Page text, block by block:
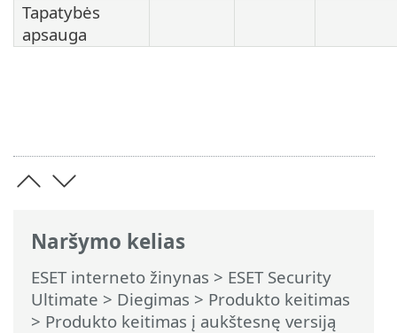
Naršymo kelias
ESET interneto žinynas > ESET Security
Ultimate > Diegimas > Produkto keitimas
> Produkto keitimas į aukštesnę versiją
Tapatybės
apsauga